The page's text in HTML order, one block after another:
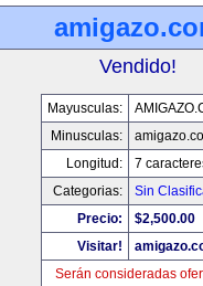
Vendido!
Mayusculas:
Minusculas:
Longitud:
7
Categorias:
Sin
Precio:
$2,500.00
Visitar!
Serán consideradas